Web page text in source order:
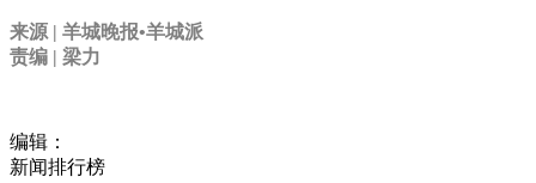
来源 | 羊城晚报•羊城派
责编 | 梁力
编辑：
新闻排行榜